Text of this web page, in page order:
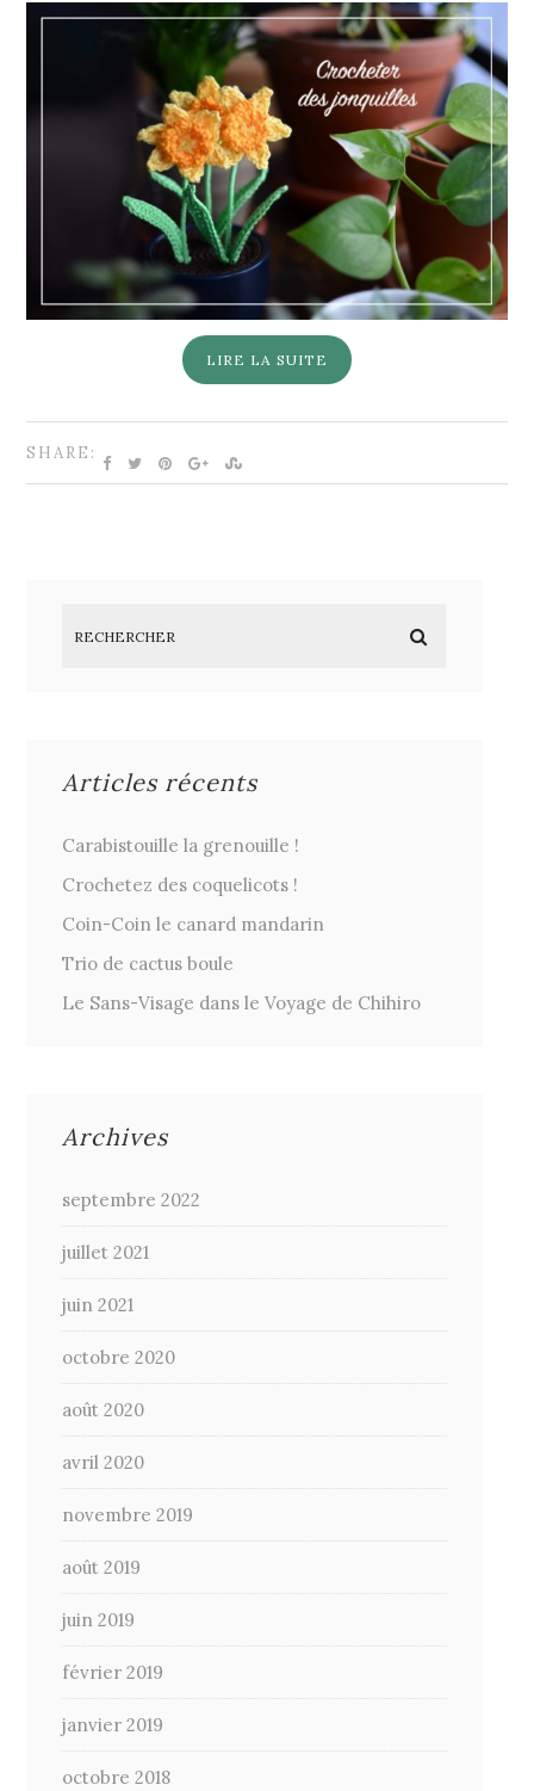
LIRE LA SUITE
SHARE:
Articles récents
Carabistouille la grenouille !
Crochetez des coquelicots !
Coin-Coin le canard mandarin
Trio de cactus boule
Le Sans-Visage dans le Voyage de Chihiro
Archives
septembre 2022
juillet 2021
juin 2021
octobre 2020
août 2020
avril 2020
novembre 2019
août 2019
juin 2019
février 2019
janvier 2019
octobre 2018